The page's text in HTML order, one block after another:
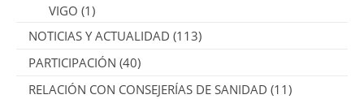
VIGO (1)
NOTICIAS Y ACTUALIDAD (113)
PARTICIPACIÓN (40)
RELACIÓN CON CONSEJERÍAS DE SANIDAD (11)